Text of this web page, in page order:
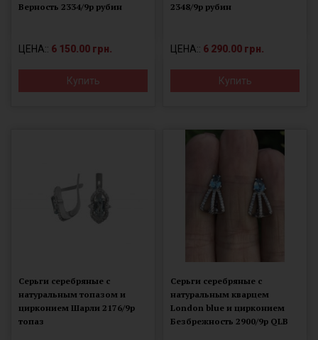
Верность 2334/9р рубин
ЦЕНА:: 6 150.00 грн.
Купить
2348/9р рубин
ЦЕНА:: 6 290.00 грн.
Купить
Серьги серебряные с
натуральным топазом и
цирконием Шарли 2176/9р
топаз
Серьги серебряные с
натуральным кварцем
London blue и цирконием
Безбрежность 2900/9р QLB